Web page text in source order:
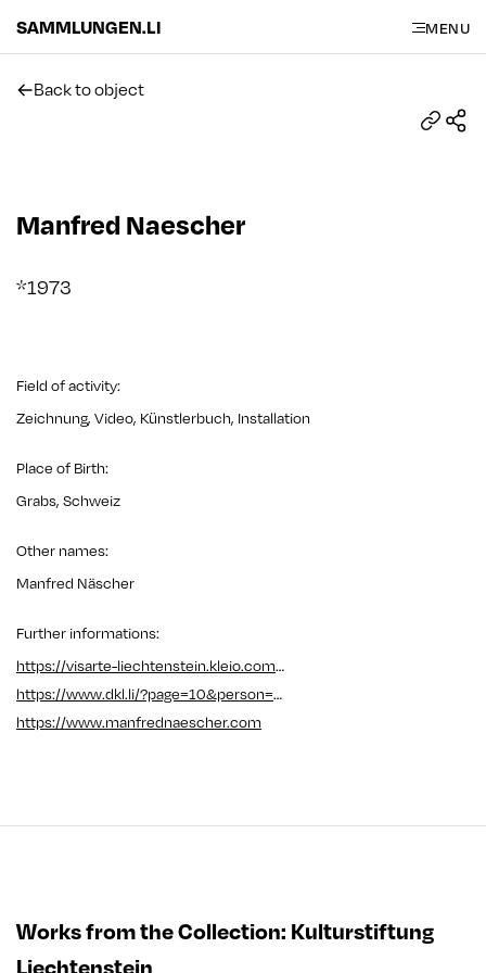
SAMMLUNGEN.LI MENU
Back to object
Manfred Naescher
*1973
Field of activity:
Zeichnung, Video, Künstlerbuch, Installation
Place of Birth:
Grabs, Schweiz
Other names:
Manfred Näscher
Further informations:
https://visarte-liechtenstein.kleio.com/search/2358_3cde98664/0_manfred-naescher?q=Manfred+N%C3%A4scher
https://www.dkl.li/?page=10&person=513&kind=natuerlich&filter=0&buchstabe=N
https://www.manfrednaescher.com
Works from the Collection: Kulturstiftung
Liechtenstein